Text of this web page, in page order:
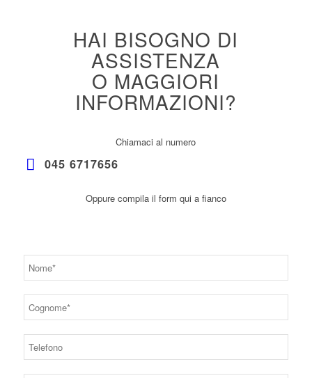
HAI BISOGNO DI
ASSISTENZA
O MAGGIORI
INFORMAZIONI?
Chiamaci al numero
045 6717656
Oppure compila il form qui a fianco